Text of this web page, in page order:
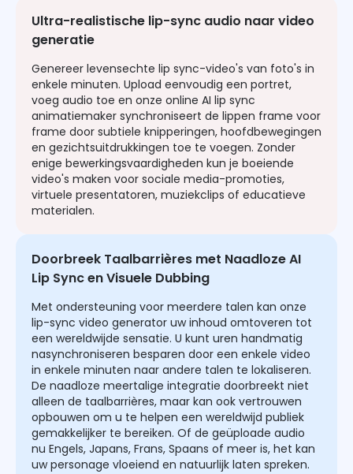
Ultra-realistische lip-sync audio naar video
generatie
Genereer levensechte lip sync-video's van foto's in
enkele minuten. Upload eenvoudig een portret,
voeg audio toe en onze online AI lip sync
animatiemaker synchroniseert de lippen frame voor
frame door subtiele knipperingen, hoofdbewegingen
en gezichtsuitdrukkingen toe te voegen. Zonder
enige bewerkingsvaardigheden kun je boeiende
video's maken voor sociale media-promoties,
virtuele presentatoren, muziekclips of educatieve
materialen.
Doorbreek Taalbarrières met Naadloze AI
Lip Sync en Visuele Dubbing
Met ondersteuning voor meerdere talen kan onze
lip-sync video generator uw inhoud omtoveren tot
een wereldwijde sensatie. U kunt uren handmatig
nasynchroniseren besparen door een enkele video
in enkele minuten naar andere talen te lokaliseren.
De naadloze meertalige integratie doorbreekt niet
alleen de taalbarrières, maar kan ook vertrouwen
opbouwen om u te helpen een wereldwijd publiek
gemakkelijker te bereiken. Of de geüploade audio
nu Engels, Japans, Frans, Spaans of meer is, het kan
uw personage vloeiend en natuurlijk laten spreken.